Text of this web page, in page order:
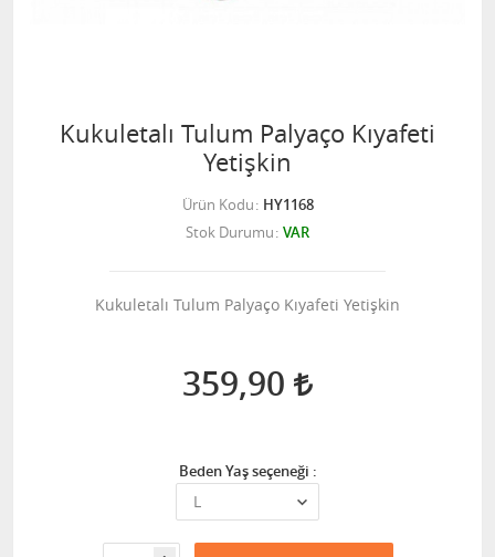
Kukuletalı Tulum Palyaço Kıyafeti
Yetişkin
Ürün Kodu HY1168
Stok Durumu VAR
Kukuletalı Tulum Palyaço Kıyafeti Yetişkin
359,90
Beden Yaş seçeneği :